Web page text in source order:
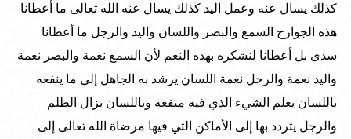
كذلك يسال عنه وعمل اليد كذلك يسال عنه الله تعالى ما أعطانا
هذه الجوارح السمع والبصر واللسان واليد والرجل ما أعطانا
سدى بل أعطانا لنشكره بهذه النعم لأن السمع نعمة والبصر نعمة
واليد نعمة والرجل نعمة اللسان يرشد به الجاهل إلى ما ينفعه
باللسان يعلم الشيء الذي فيه منفعة وباللسان يزال الظلم
والرجل يتردد بها إلى الأماكن التي فيها مرضاة الله تعالى إلى